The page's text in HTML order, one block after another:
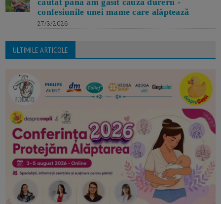
căutat până am găsit cauza durerii -
confesiunile unei mame care alăptează
27/3/2026
ULTIMILE ARTICOLE